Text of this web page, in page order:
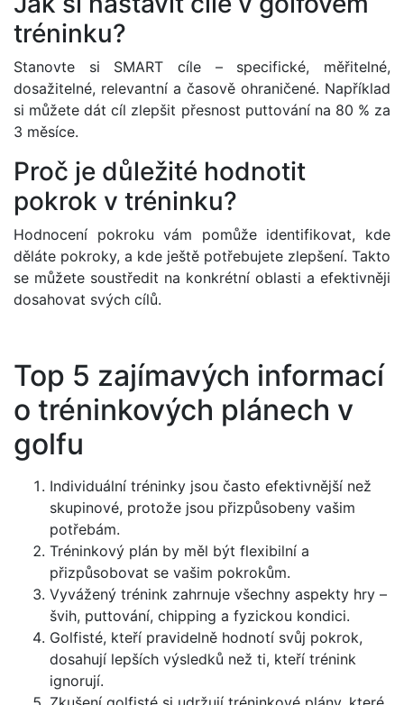
tréninku?
Stanovte si SMART cíle – specifické, měřitelné,
dosažitelné, relevantní a časově ohraničené. Například
si můžete dát cíl zlepšit přesnost puttování na 80 % za
3 měsíce.
Proč je důležité hodnotit
pokrok v tréninku?
Hodnocení pokroku vám pomůže identifikovat, kde
děláte pokroky, a kde ještě potřebujete zlepšení. Takto
se můžete soustředit na konkrétní oblasti a efektivněji
dosahovat svých cílů.
Top 5 zajímavých informací
o tréninkových plánech v
golfu
Individuální tréninky jsou často efektivnější než
skupinové, protože jsou přizpůsobeny vašim
potřebám.
Tréninkový plán by měl být flexibilní a
přizpůsobovat se vašim pokrokům.
Vyvážený trénink zahrnuje všechny aspekty hry –
švih, puttování, chipping a fyzickou kondici.
Golfisté, kteří pravidelně hodnotí svůj pokrok,
dosahují lepších výsledků než ti, kteří trénink
ignorují.